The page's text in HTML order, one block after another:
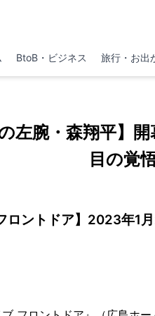
BtoB・ビジネス 旅行・お出
左腕・森翔平】
目の覚
ロントドア】2023年1